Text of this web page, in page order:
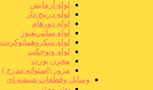
لوله آزمایش
لوله درپیچ دار
لوله دورهام
لوله سانتریفیوژ
لوله میکروهماتوکریت
لوله ونوجکت
مخزن بورت
مزور (استوانه مدرج )
وسایل وقطعات شیشه ای